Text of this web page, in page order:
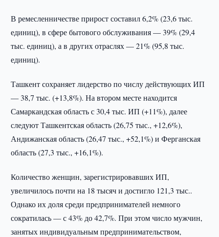
В ремесленничестве прирост составил 6,2% (23,6 тыс.
единиц), в сфере бытового обслуживания — 39% (29,4
тыс. единиц), а в других отраслях — 21% (95,8 тыс.
единиц).
Ташкент сохраняет лидерство по числу действующих ИП
— 38,7 тыс. (+13,8%). На втором месте находится
Самаркандская область с 30,4 тыс. ИП (+11%), далее
следуют Ташкентская область (26,75 тыс., +12,6%),
Андижанская область (26,47 тыс., +52,1%) и Ферганская
область (27,3 тыс., +16,1%).
Количество женщин, зарегистрировавших ИП,
увеличилось почти на 18 тысяч и достигло 121,3 тыс..
Однако их доля среди предпринимателей немного
сократилась — с 43% до 42,7%. При этом число мужчин,
занятых индивидуальным предпринимательством,